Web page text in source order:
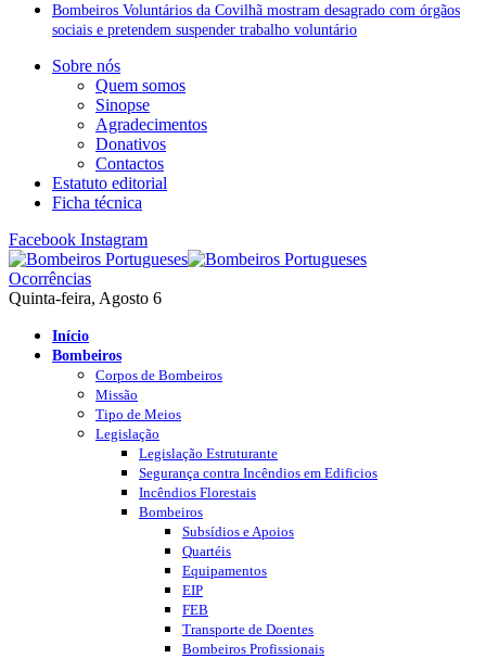
Bombeiros Voluntários da Covilhã mostram desagrado com órgãos
sociais e pretendem suspender trabalho voluntário
Sobre nós
Quem somos
Sinopse
Agradecimentos
Donativos
Contactos
Estatuto editorial
Ficha técnica
Facebook Instagram
Ocorrências
Quinta-feira, Agosto 6
Início
Bombeiros
Corpos de Bombeiros
Missão
Tipo de Meios
Legislação
Legislação Estruturante
Segurança contra Incêndios em Edificios
Incêndios Florestais
Bombeiros
Subsídios e Apoios
Quartéis
Equipamentos
EIP
FEB
Transporte de Doentes
Bombeiros Profissionais